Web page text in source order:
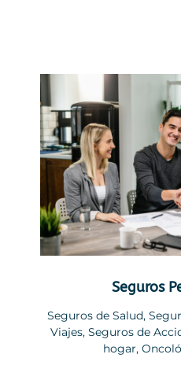
Seguros
Seguros de Salud,
Viajes, Seguros de
hogar,